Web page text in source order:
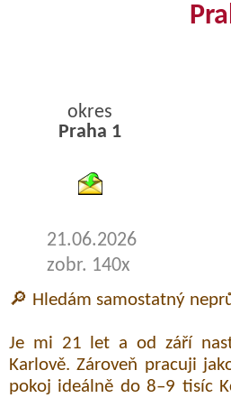
okres
Praha 1
21.06.2026
zobr. 140x
🔎 Hledám samostatný
Je mi 21 let a od září
Karlově. Zároveň pracuji
pokoj ideálně do 8–9 tisíc